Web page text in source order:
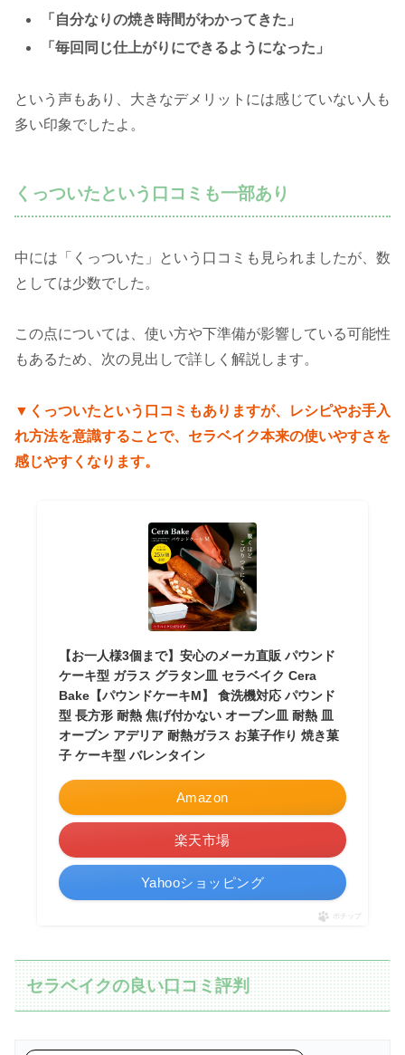
「自分なりの焼き時間がわかってきた」
「毎回同じ仕上がりにできるようになった」
という声もあり、大きなデメリットには感じていない人も
多い印象でしたよ。
くっついたという口コミも一部あり
中には「くっついた」という口コミも見られましたが、数
としては少数でした。
この点については、使い方や下準備が影響している可能性
もあるため、次の見出しで詳しく解説します。
▼くっついたという口コミもありますが、レシピやお手入
れ方法を意識することで、セラベイク本来の使いやすさを
感じやすくなります。
【お一人様3個まで】安心のメーカ直販 パウンド
ケーキ型 ガラス グラタン皿 セラベイク Cera
Bake【パウンドケーキM】 食洗機対応 パウンド
型 長方形 耐熱 焦げ付かない オーブン皿 耐熱 皿
オーブン アデリア 耐熱ガラス お菓子作り 焼き菓
子 ケーキ型 バレンタイン
Amazon
楽天市場
Yahooショッピング
ポチップ
セラベイクの良い口コミ評判